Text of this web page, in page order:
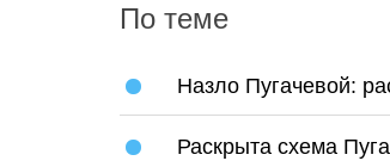
По теме
Назло Пугачевой:
Раскрыта схема